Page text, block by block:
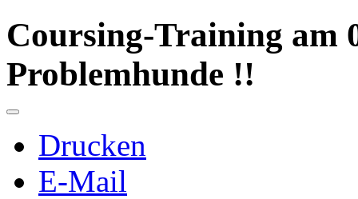
Coursing-Training am
Problemhunde !!
Drucken
E-Mail